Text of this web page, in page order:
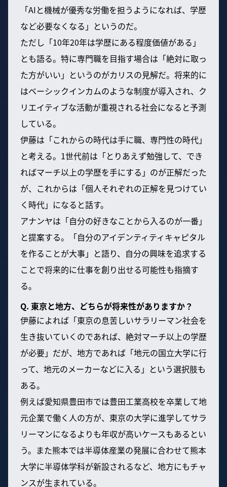
「AIと機械が優秀な労働を担うようになれば、学歴
など必要なくなる」というのだ。
ただし「10年20年は学歴にある程度価値がある」
とも語る。特に専門職を目指す場合は「絶対に取っ
た方がいい」というのがカリスの見解だ。将来的に
はベーシックインカムのような制度が導入され、ク
リエイティブな活動が重視される社会になると予測
している。
伊藤は「これからの時代は手に職、専門性の時代」
と考える。1世代前は「とりあえず勉強して、でき
ればマーチ以上の学歴を手にする」のが正解だった
が、これからは「個人それぞれの正解を見つけてい
く時代」になると話す。
アナンヤは「自分の好きなことから入るのが一番」
と提案する。「自分のアイデンティティキャピタル
を作ることが大事」と語り、自分の興味を追求する
ことで将来的に仕事を創り出せる可能性も指摘す
る。
Q. 東京と地方、どちらが将来性がありますか？
伊藤によれば「東京の息苦しいサラリーマン社会を
生き抜いていくのであれば、絶対マーチ以上の学歴
が必要」だが、地方であれば「地元の国立大学に行
って、地元のメーカーなどに入る」という選択肢も
ある。
例えば愛知県豊田市では豊田工業高校を卒業して地
元企業で働く人の方が、東京の大学に進学してサラ
リーマンになるよりも年収が高いケースもあるとい
う。また熊本では半導体産業の発展に合わせて熊本
大学に半導体学科が新設されるなど、地方にもチャ
ンスが生まれている。